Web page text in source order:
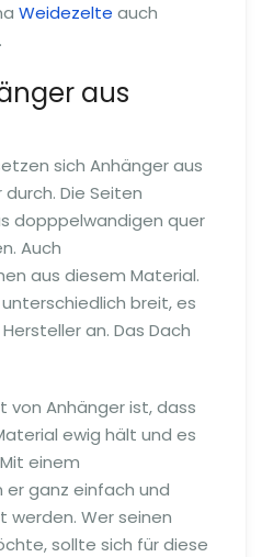
Weidezelte auch
aus
sich Anhänger aus
Die Seiten
dopppelwandigen quer
Auch
aus diesem Material.
breit, es
an. Das Dach
von Anhänger ist, dass
ewig hält und es
einem
er ganz einfach und
Wer seinen
sollte sich für diese